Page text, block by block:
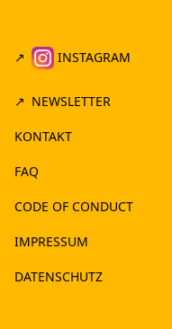
INSTAGRAM
NEWSLETTER
KONTAKT
FAQ
CODE OF CONDUCT
IMPRESSUM
DATENSCHUTZ